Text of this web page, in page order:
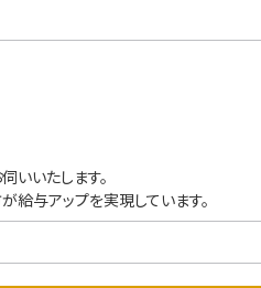
いいたします。
給与アップを実現しています。